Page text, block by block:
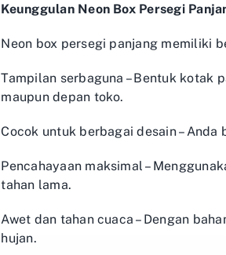
Keunggulan Neon Box Persegi
Neon box persegi panjang memiliki
Tampilan serbaguna – Bentuk kotak
maupun depan toko.
Cocok untuk berbagai desain –
Pencahayaan maksimal –
tahan lama.
Awet dan tahan cuaca – Dengan
hujan.